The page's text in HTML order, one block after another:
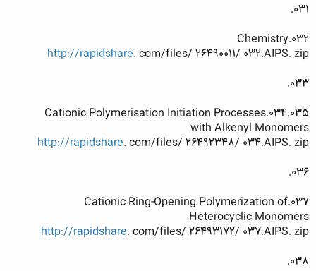
031.
032.Chemistry
http://rapidshare. com/files/ 26490011/ 032.AIPS. zip
033.
034.035.Cationic Polymerisation Initiation Processes
with Alkenyl Monomers
http://rapidshare. com/files/ 26492348/ 034.AIPS. zip
036.
037.Cationic Ring-Opening Polymerization of
Heterocyclic Monomers
http://rapidshare. com/files/ 26493172/ 037.AIPS. zip
038.